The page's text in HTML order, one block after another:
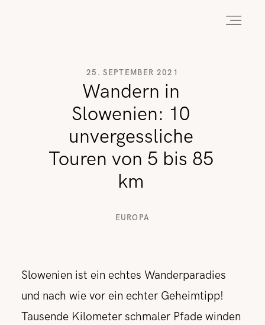
25. SEPTEMBER 2021
Wandern in
Slowenien: 10
unvergessliche
Touren von 5 bis 85
km
EUROPA
Slowenien ist ein echtes Wanderparadies
und nach wie vor ein echter Geheimtipp!
Tausende Kilometer schmaler Pfade winden
HOME
ABOUT
REISEN